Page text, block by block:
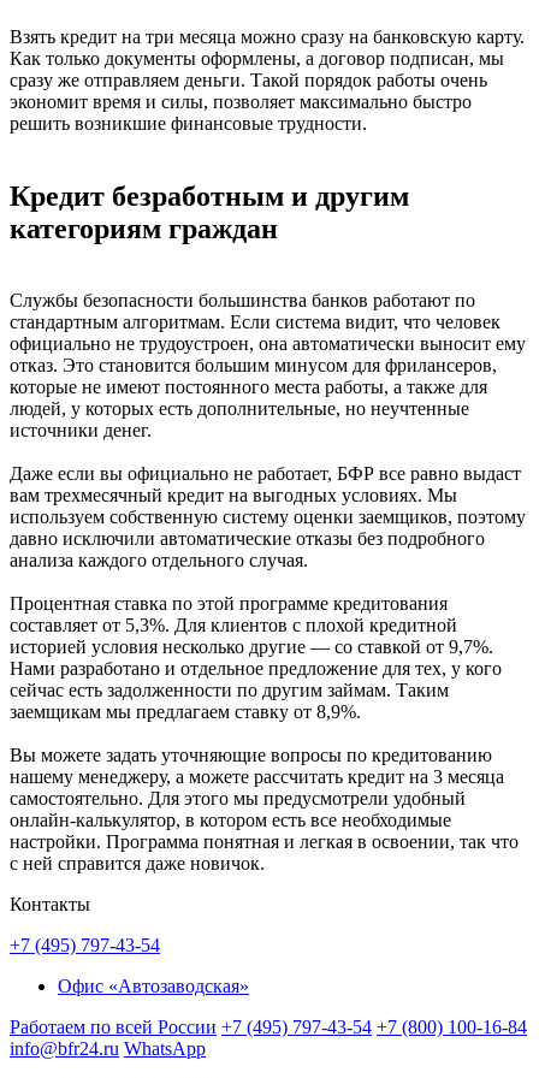
Взять кредит на три месяца можно сразу на банковскую карту.
Как только документы оформлены, а договор подписан, мы
сразу же отправляем деньги. Такой порядок работы очень
экономит время и силы, позволяет максимально быстро
решить возникшие финансовые трудности.
Кредит безработным и другим
категориям граждан
Службы безопасности большинства банков работают по
стандартным алгоритмам. Если система видит, что человек
официально не трудоустроен, она автоматически выносит ему
отказ. Это становится большим минусом для фрилансеров,
которые не имеют постоянного места работы, а также для
людей, у которых есть дополнительные, но неучтенные
источники денег.
Даже если вы официально не работает, БФР все равно выдаст
вам трехмесячный кредит на выгодных условиях. Мы
используем собственную систему оценки заемщиков, поэтому
давно исключили автоматические отказы без подробного
анализа каждого отдельного случая.
Процентная ставка по этой программе кредитования
составляет от 5,3%. Для клиентов с плохой кредитной
историей условия несколько другие — со ставкой от 9,7%.
Нами разработано и отдельное предложение для тех, у кого
сейчас есть задолженности по другим займам. Таким
заемщикам мы предлагаем ставку от 8,9%.
Вы можете задать уточняющие вопросы по кредитованию
нашему менеджеру, а можете рассчитать кредит на 3 месяца
самостоятельно. Для этого мы предусмотрели удобный
онлайн-калькулятор, в котором есть все необходимые
настройки. Программа понятная и легкая в освоении, так что
с ней справится даже новичок.
Контакты
+7 (495) 797-43-54
Офис «Автозаводская»
Работаем по всей России +7 (495) 797-43-54 +7 (800) 100-16-84
info@bfr24.ru WhatsApp